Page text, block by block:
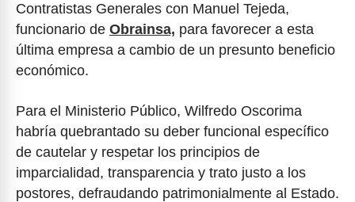
Contratistas Generales con Manuel Tejeda,
funcionario de Obrainsa, para favorecer a esta
última empresa a cambio de un presunto beneficio
económico.
Para el Ministerio Público, Wilfredo Oscorima
habría quebrantado su deber funcional específico
de cautelar y respetar los principios de
imparcialidad, transparencia y trato justo a los
postores, defraudando patrimonialmente al Estado.